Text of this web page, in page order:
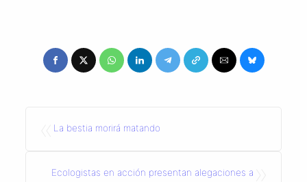
La bestia morirá matando
Ecologistas en acción presentan alegaciones a